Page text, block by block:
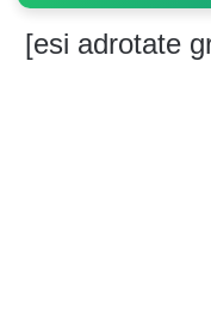
[esi adrotate